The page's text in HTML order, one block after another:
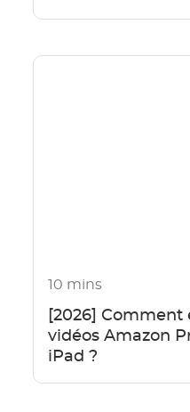
10 mins
[2026] Comment
vidéos Amazon
iPad ?